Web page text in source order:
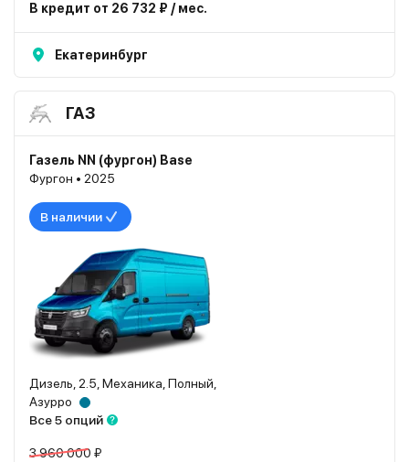
В кредит от 26 732 ₽ / мес.
Екатеринбург
ГАЗ
Газель NN (фургон) Base
Фургон • 2025
В наличии
Дизель, 2.5, Механика, Полный,
Азурро
Все 5 опций
3 960 000 ₽